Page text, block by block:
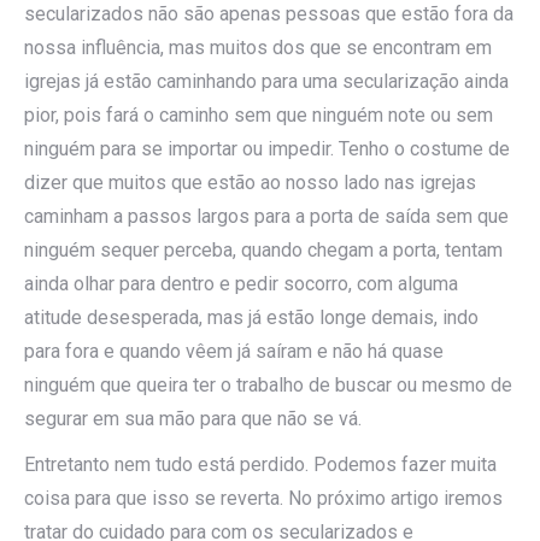
secularizados não são apenas pessoas que estão fora da
nossa influência, mas muitos dos que se encontram em
igrejas já estão caminhando para uma secularização ainda
pior, pois fará o caminho sem que ninguém note ou sem
ninguém para se importar ou impedir. Tenho o costume de
dizer que muitos que estão ao nosso lado nas igrejas
caminham a passos largos para a porta de saída sem que
ninguém sequer perceba, quando chegam a porta, tentam
ainda olhar para dentro e pedir socorro, com alguma
atitude desesperada, mas já estão longe demais, indo
para fora e quando vêem já saíram e não há quase
ninguém que queira ter o trabalho de buscar ou mesmo de
segurar em sua mão para que não se vá.
Entretanto nem tudo está perdido. Podemos fazer muita
coisa para que isso se reverta. No próximo artigo iremos
tratar do cuidado para com os secularizados e